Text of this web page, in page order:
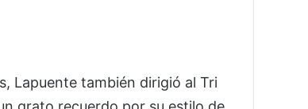
Lapuente también dirigió al Tri